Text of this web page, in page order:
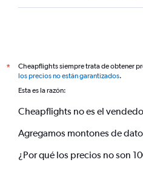
*
Cheapflights siempre trata de obtener
los precios no están garantizados.
Esta es la razón:
Cheapflights no es el
Agregamos montones de
¿Por qué los precios no son